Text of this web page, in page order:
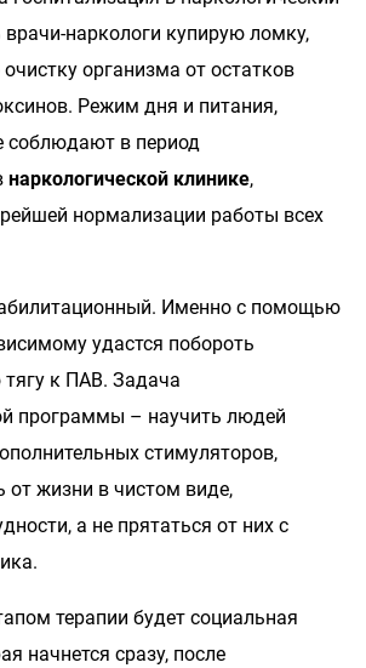
наркологи купирую ломку,
организма от остатков
Режим дня и питания,
соблюдают в период
наркологической клинике,
нормализации работы всех
Именно с помощью
удастся побороть
тягу к ПАВ. Задача
программы – научить людей
стимуляторов,
от жизни в чистом виде,
а не прятаться от них с
терапии будет социальная
начнется сразу, после